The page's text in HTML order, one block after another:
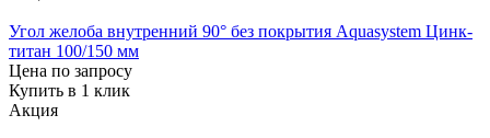
Угол желоба внутренний 90° без покрытия Aquasystem Цинк-
титан 100/150 мм
Цена по запросу
Купить в 1 клик
Акция